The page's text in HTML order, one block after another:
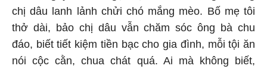
chị dâu lanh lảnh chửi chó mắng mèo. Bố mẹ tôi
thở dài, bảo chị dâu vẫn chăm sóc ông bà chu
đáo, biết tiết kiệm tiền bạc cho gia đình, mỗi tội ăn
nói cộc cằn, chua chát quá. Ai mà không biết,